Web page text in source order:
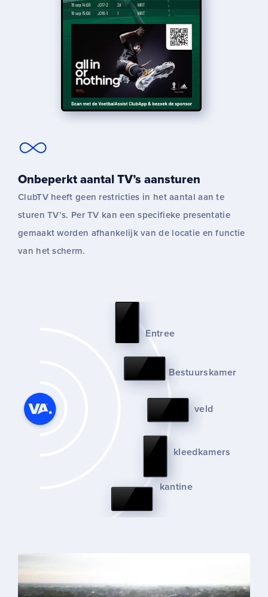
Onbeperkt aantal TV’s aansturen
ClubTV heeft geen restricties in het aantal aan te
sturen TV’s. Per TV kan een specifieke presentatie
gemaakt worden afhankelijk van de locatie en functie
van het scherm.
Entree
Bestuurskamer
veld
kleedkamers
kantine